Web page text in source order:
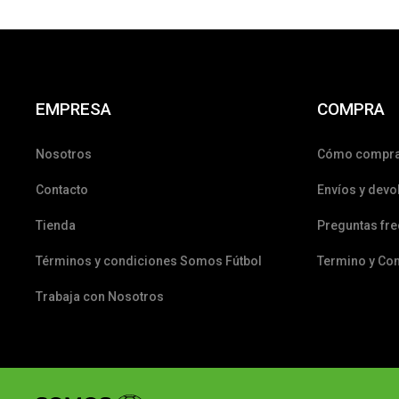
EMPRESA
Nosotros
Contacto
Tienda
Términos y condiciones Somos Fútbol
Trabaja con Nosotros
COMPRA
Cómo
Envíos y
Preguntas
Termino y